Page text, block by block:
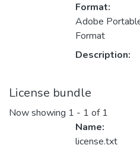
Format:
Adobe
Format
Description:
License bundle
Now showing 1 - 1 of 1
Name:
license.txt